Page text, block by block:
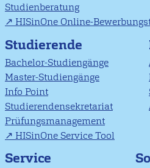
Studienberatung
HISinOne Online-
Studierende
Bachelor-Studiengänge
Master-Studiengänge
Info Point
Studierendensekretariat
Prüfungsmanagement
HISinOne Service Tool
Service